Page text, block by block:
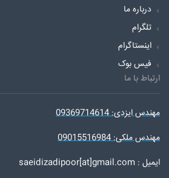
درباره ما
تلگرام
اینستاگرام
فیس بوک
ارتباط با ما
مهندس ایزدی: 09369714614
مهندس ملکی: 09015516984
ایمیل : saeidizadipoor[at]gmail.com